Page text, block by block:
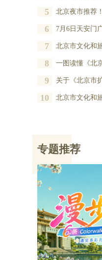
5 北京夜市推荐！
6 7月6日天安门
7 北京市文化和旅游局关于启动征
8 一图读懂《北京市
9 关于《北京市扩大文
10 北京市文化和旅游局关于修订
专题推荐